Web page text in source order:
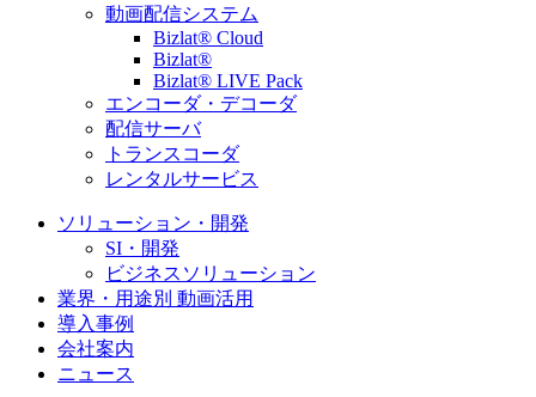
動画配信システム
Bizlat® Cloud
Bizlat®
Bizlat® LIVE Pack
エンコーダ・デコーダ
配信サーバ
トランスコーダ
レンタルサービス
ソリューション・開発
SI・開発
ビジネスソリューション
業界・用途別 動画活用
導入事例
会社案内
ニュース